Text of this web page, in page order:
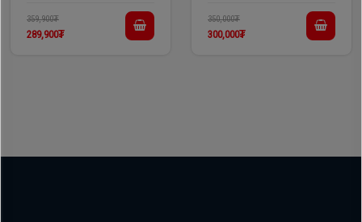
359,900₮
289,900₮
350,000₮
300,000₮